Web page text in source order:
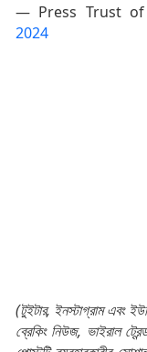
— Press Trust of
2024
(টুইটার, ইনস্টাগ্রাম এবং
ব্রেকিং নিউজ, ভাইরাল